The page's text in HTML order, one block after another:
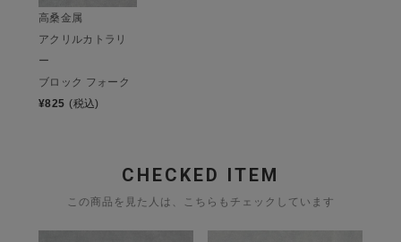
高桑金属
アクリルカトラリ
ー
ブロック フォーク
¥825 (税込)
CHECKED ITEM
この商品を見た人は、こちらもチェックしています